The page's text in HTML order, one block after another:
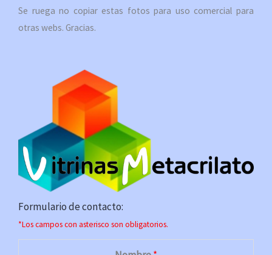
Se ruega no copiar estas fotos para uso comercial para
otras webs. Gracias.
Formulario de contacto:
*Los campos con asterisco son obligatorios.